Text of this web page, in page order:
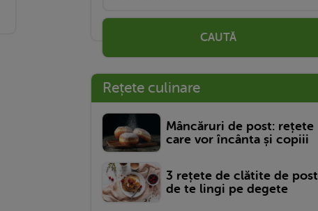
CAUTĂ
Rețete culinare
Mâncăruri de post: rețete
care vor încânta și copiii
3 rețete de clătite de post
de te lingi pe degete